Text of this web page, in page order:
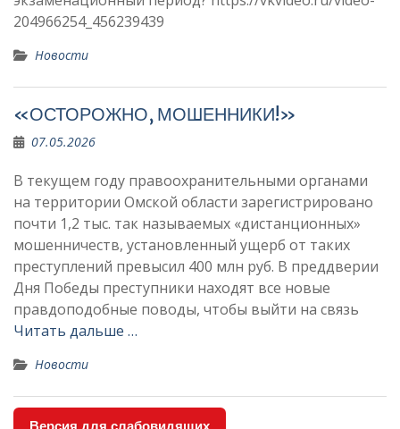
204966254_456239439
Новости
«ОСТОРОЖНО, МОШЕННИКИ!»
07.05.2026
В текущем году правоохранительными органами
на территории Омской области зарегистрировано
почти 1,2 тыс. так называемых «дистанционных»
мошенничеств, установленный ущерб от таких
преступлений превысил 400 млн руб. В преддверии
Дня Победы преступники находят все новые
правдоподобные поводы, чтобы выйти на связь
Читать дальше …
Новости
Версия для слабовидящих